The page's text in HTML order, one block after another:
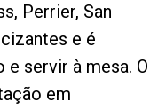
Perrier, San
e é
servir à mesa. O
em